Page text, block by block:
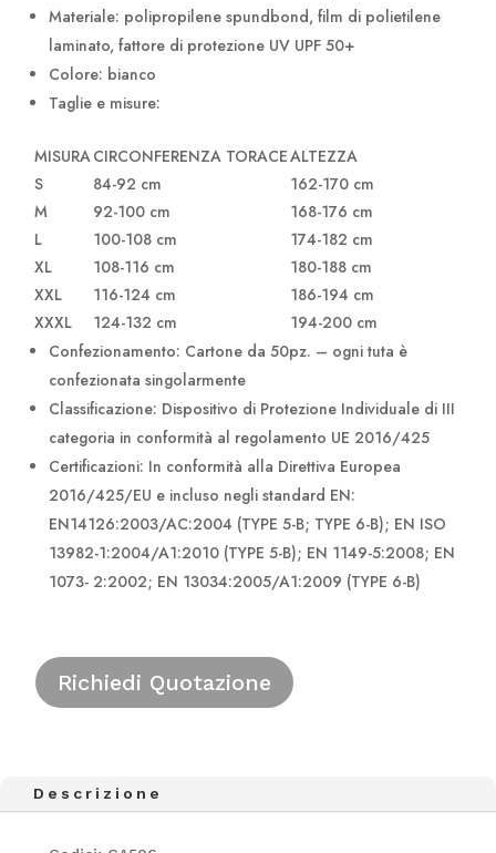
Materiale: polipropilene spundbond, film di polietilene
laminato, fattore di protezione UV UPF 50+
Colore: bianco
Taglie e misure:
MISURACIRCONFERENZA TORACEALTEZZA
S
84-92 cm
162-170 cm
M
92-100 cm
168-176 cm
L
100-108 cm
174-182 cm
XL
108-116 cm
180-188 cm
XXL
116-124 cm
186-194 cm
XXXL
124-132 cm
194-200 cm
Confezionamento: Cartone da 50pz. – ogni tuta è
confezionata singolarmente
Classificazione: Dispositivo di Protezione Individuale di III
categoria in conformità al regolamento UE 2016/425
Certificazioni: In conformità alla Direttiva Europea
2016/425/EU e incluso negli standard EN:
EN14126:2003/AC:2004 (TYPE 5-B; TYPE 6-B); EN ISO
13982-1:2004/A1:2010 (TYPE 5-B); EN 1149-5:2008; EN
1073- 2:2002; EN 13034:2005/A1:2009 (TYPE 6-B)
Richiedi Quotazione
Descrizione